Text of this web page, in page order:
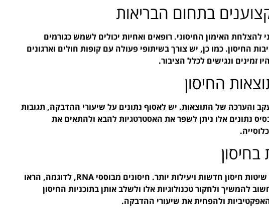
בתחום הבריאות
להצלחת האימון החיסוני. רופאים ואחיות יכולים לשמש כגורמים
החיסון. כמו כן, יש צורך בשיתופי פעולה עם קופות חולים וארגונים
זמינים ונגישים לכלל הציבור.
החיסון
והערכה של התוצאות. יש לאסוף נתונים על שיעורי ההדבקה, תגובות
נתונים אלו ניתן לשפר את האסטרטגיות להבא ולהתאים את
הקדמה הטכנולוגית מאפשרת פיתוח שיטות חיסון חדשות ויעילות יותר. חיסונים מבוססי RNA, לדוגמה, הראו
להמשיך ולחקור טכנולוגיות אלו ולשלב אותן בתוכניות החיסון
ולהפחית את שיעורי ההדבקה.